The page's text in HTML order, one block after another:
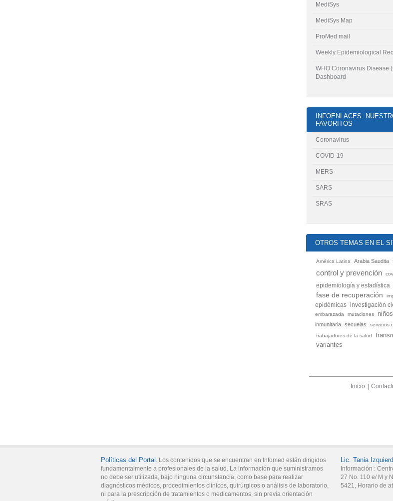
MediSys
MediSys Map
ProMed mail
Weekly Epidemiological
WHO Coronavirus Disease
Dashboard
INFOENLACES:
FAVORITOS
Coronavirus
COVID-19
MERS
SARS
SRAS
OTROS TEMAS EN EL
América Latina Arabia Saudita
control y prevención
epidemiología y estadística
fase de recuperación
epidémicas
investigación
embarazada
mutaciones niños
inmunitaria
secuelas servicios
trabajadores de la salud
variantes
Inicio |
Lic. Tania
Información :
27 No. 110 e/ M y
5421, Horario de
Políticas del Portal . Los contenidos que se encuentran en Infomed están dirigidos
fundamentalmente a profesionales de la salud. La información que suministramos
no debe ser utilizada, bajo ninguna circunstancia, como base para realizar
diagnósticos médicos, procedimientos clínicos, quirúrgicos o análisis de laboratorio,
ni para la prescripción de tratamientos o medicamentos, sin previa orientación